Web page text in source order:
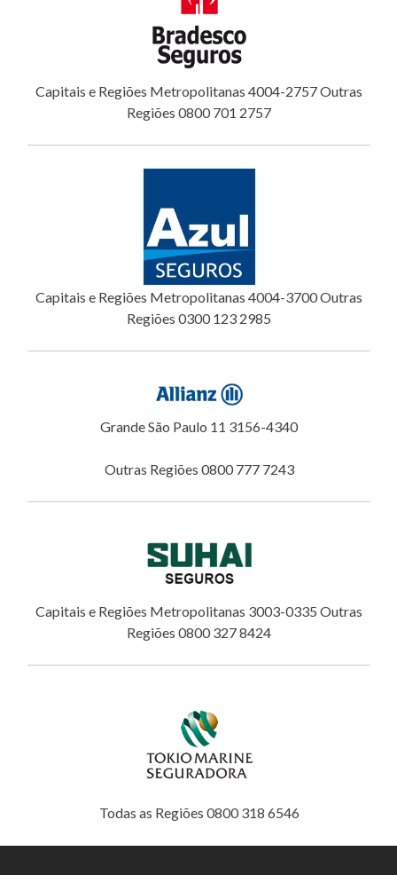
Capitais e Regiões Metropolitanas 4004-2757 Outras
Regiões 0800 701 2757
Capitais e Regiões Metropolitanas 4004-3700 Outras
Regiões 0300 123 2985
Grande São Paulo 11 3156-4340
Outras Regiões 0800 777 7243
Capitais e Regiões Metropolitanas 3003-0335 Outras
Regiões 0800 327 8424
Todas as Regiões 0800 318 6546